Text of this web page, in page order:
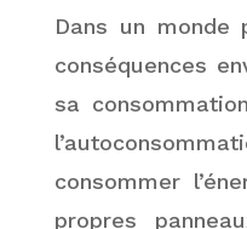
Dans un monde
conséquences
sa
consommer
propres